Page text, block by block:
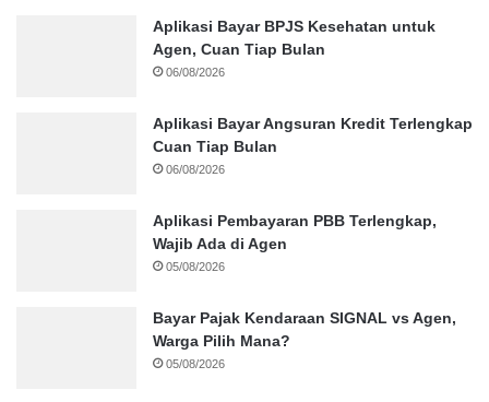
Aplikasi Bayar BPJS Kesehatan untuk
Agen, Cuan Tiap Bulan
06/08/2026
Aplikasi Bayar Angsuran Kredit Terlengkap
Cuan Tiap Bulan
06/08/2026
Aplikasi Pembayaran PBB Terlengkap,
Wajib Ada di Agen
05/08/2026
Bayar Pajak Kendaraan SIGNAL vs Agen,
Warga Pilih Mana?
05/08/2026